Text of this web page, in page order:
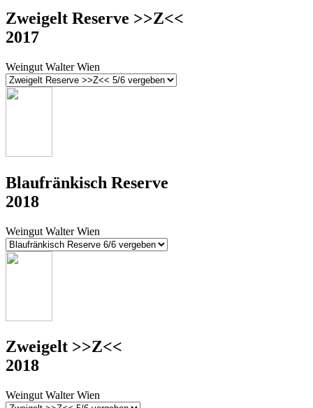
Zweigelt Reserve >>Z<<
2017
Weingut Walter Wien
Blaufränkisch Reserve
2018
Weingut Walter Wien
Zweigelt >>Z<<
2018
Weingut Walter Wien